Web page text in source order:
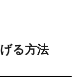
る方法